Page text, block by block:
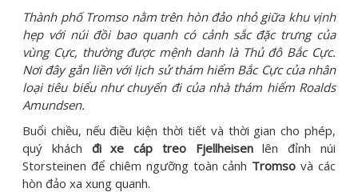
Thành phố Tromso nằm trên hòn đảo nhỏ giữa khu vịnh
hẹp với núi đồi bao quanh có cảnh sắc đặc trưng của
vùng Cực, thường được mệnh danh là Thủ đô Bắc Cực.
Nơi đây gắn liền với lịch sử thám hiểm Bắc Cực của nhân
loại tiêu biểu như chuyến đi của nhà thám hiểm Roalds
Amundsen.
Buổi chiều, nếu điều kiện thời tiết và thời gian cho phép,
quý khách đi xe cáp treo Fjellheisenlên đỉnh núi
Storsteinen để chiêm ngưỡng toàn cảnh Tromso và các
hòn đảo xa xung quanh.